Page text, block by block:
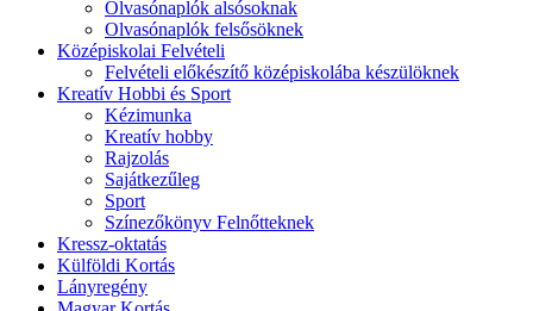
Olvasónaplók alsósoknak
Olvasónaplók felsősöknek
Középiskolai Felvételi
Felvételi előkészítő középiskolába készülöknek
Kreatív Hobbi és Sport
Kézimunka
Kreatív hobby
Rajzolás
Sajátkezűleg
Sport
Színezőkönyv Felnőtteknek
Kressz-oktatás
Külföldi Kortás
Lányregény